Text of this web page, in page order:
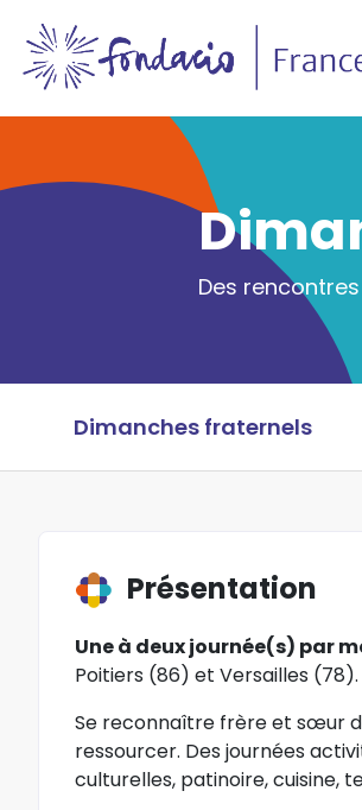
Des
Dimanches fraternels
Présentation
Une à deux journée(s) par
Poitiers (86) et Versailles (78).
Se reconnaître frère et sœur
ressourcer. Des journées
culturelles, patinoire, cuisine,